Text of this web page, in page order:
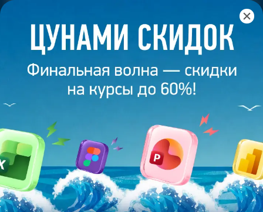
Илья Моряков. Дойти до руководителя
отдела в B&S
13 ноября 2025 6 минут
ИЛЬЯ МОРЯКОВ. ДОЙТИ ДО
РУКОВОДИТЕЛЯ ОТДЕЛА В B&S